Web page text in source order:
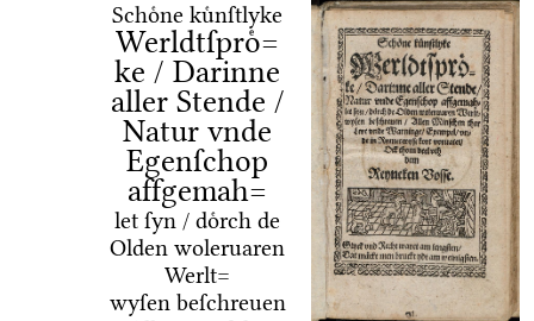
Schoͤne kuͤnſtlyke
Werldtſproͤ=
ke / Darinne
aller Stende /
Natur vnde
Egenſchop
affgemah=
let ſyn / doͤrch de
Olden woleruaren
Werlt=
wyſen beſchreuen